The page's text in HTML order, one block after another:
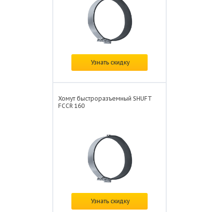
Цена: от525 ₽/шт.
Узнать скидку
Хомут быстроразъемный SHUFT
FCCR 160
Цена: от462 ₽/шт.
Узнать скидку